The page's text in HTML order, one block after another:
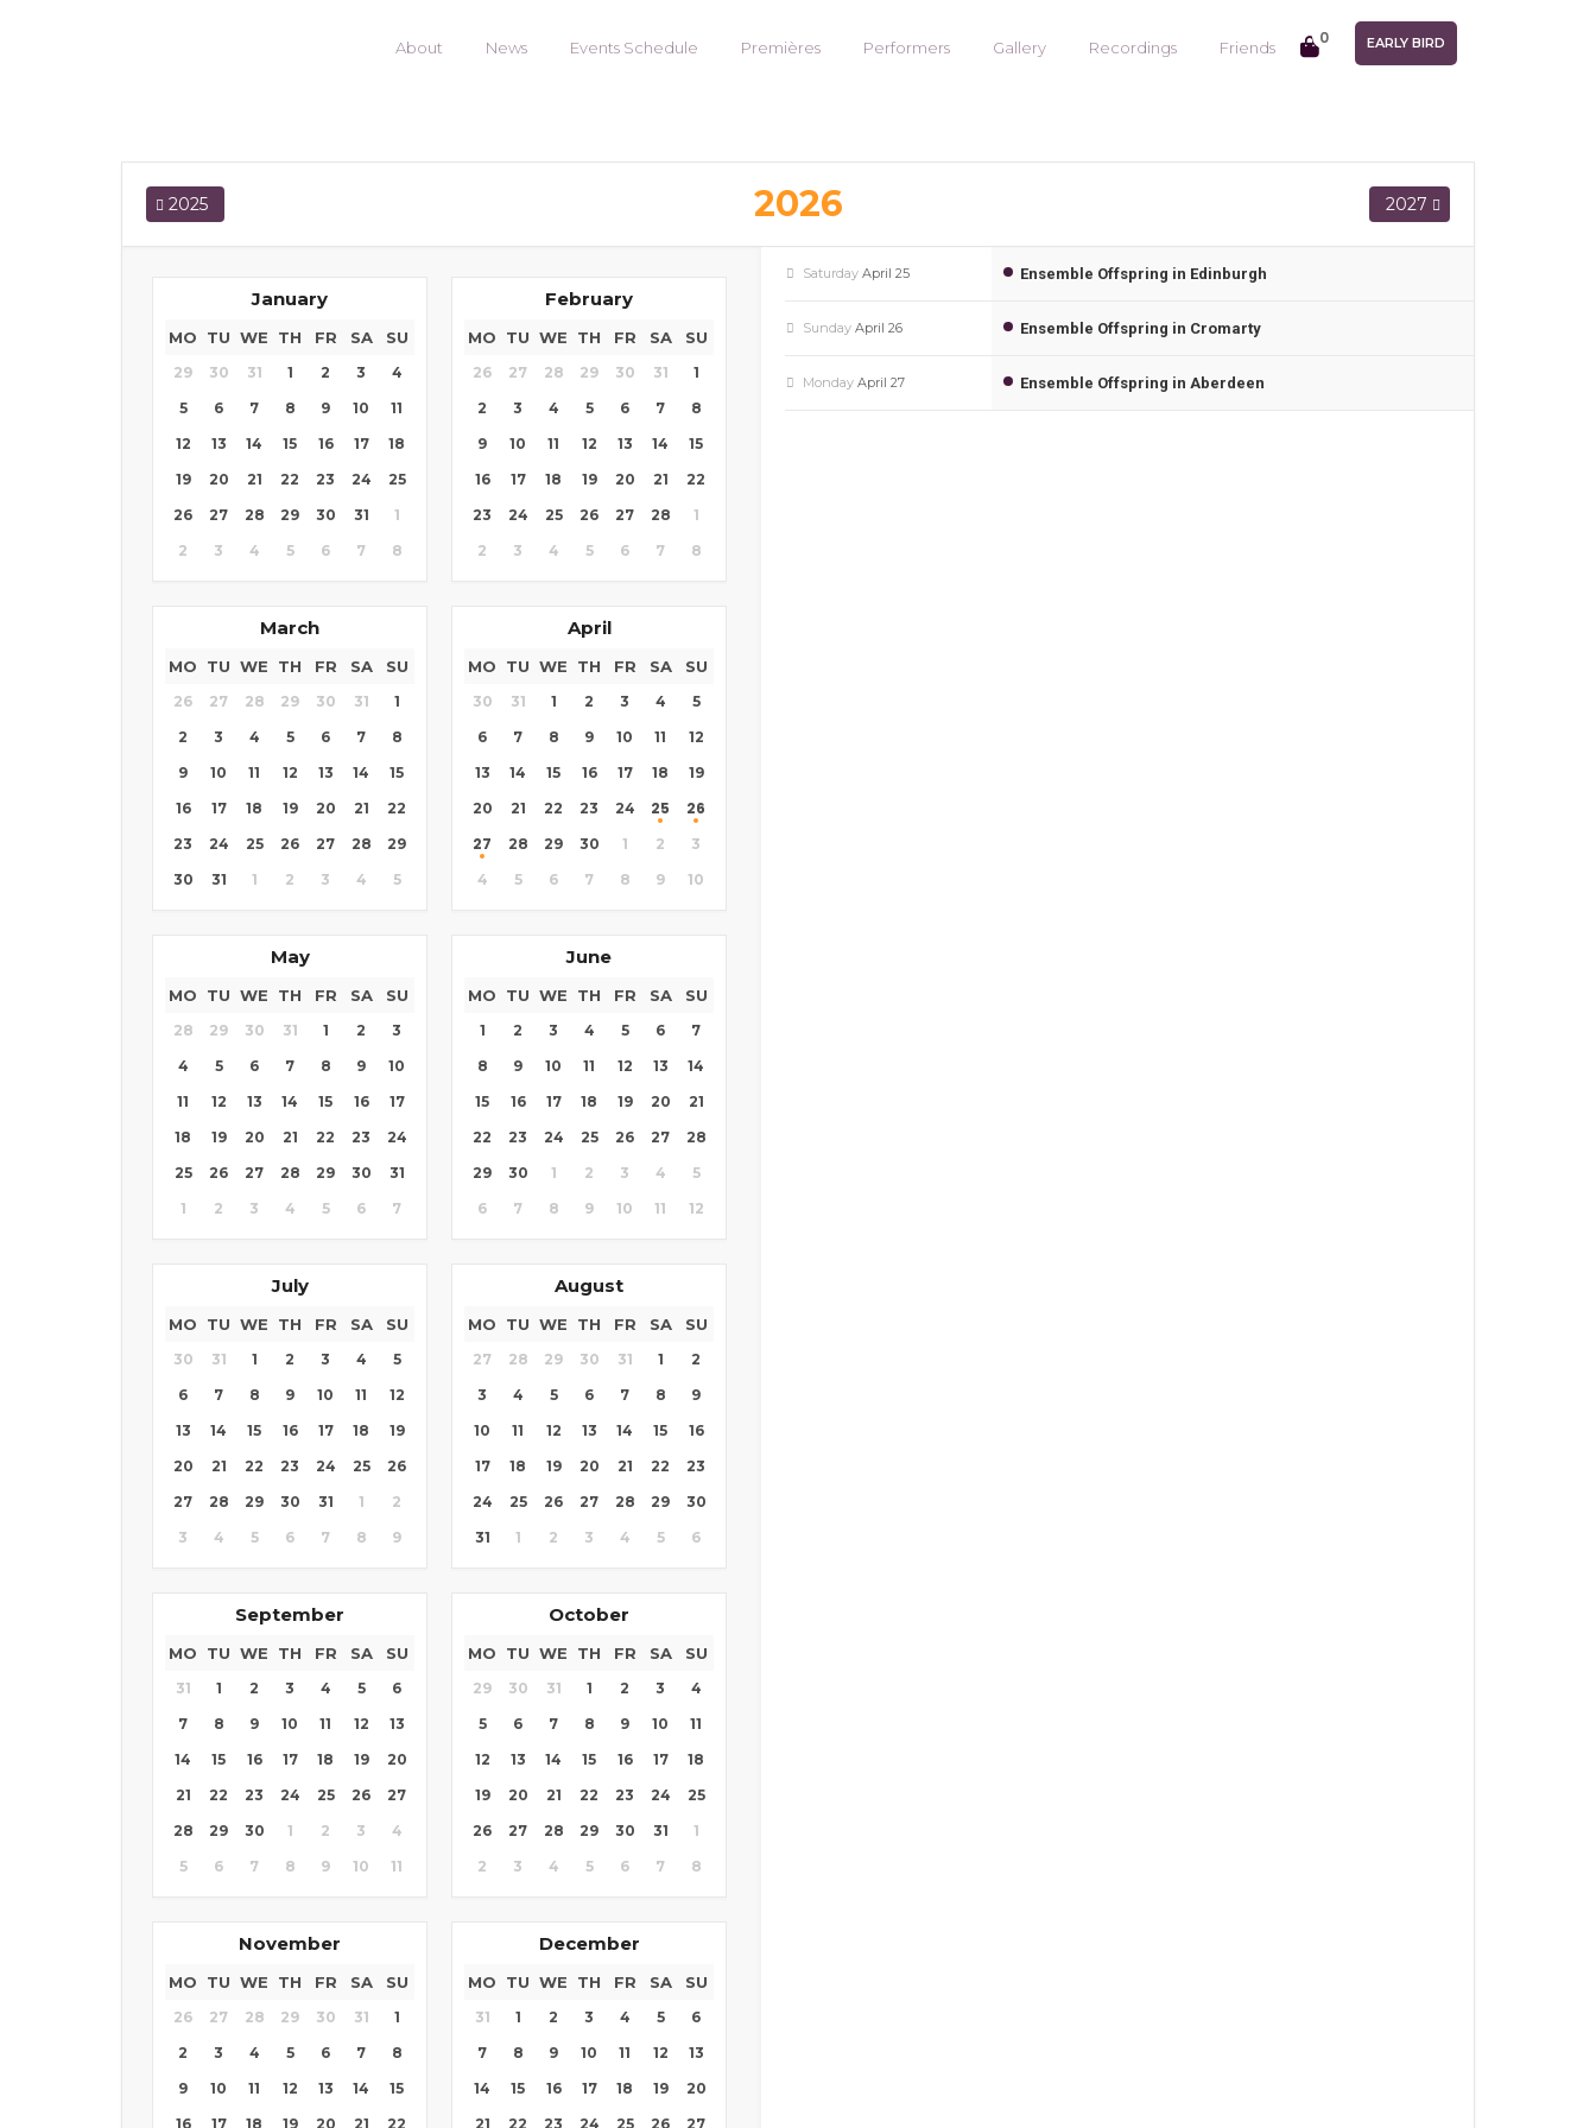
0 EARLY BIRD
About News Events Schedule Premières Performers Gallery Recordings Friends
ENSEMBLE OFFSPRING
2025 2026 2027
January
MO TU WE TH FR SA SU
29 30 31 1 2 3
4
5
6 7 8 9 10
11
12
13 14 15 16 17
18
19
20 21 22 23 24
25
26
27 28 29 30 31
1
2
3 4 5 6 7 8
February
MO TU WE TH FR SA SU
26 27 28 29 30 31
1
2
3 4 5 6 7
8
9
10 11 12 13 14
15
16
17 18 19 20 21
22
23
24 25 26 27 28
1
2
3 4 5 6 7 8
March
MO TU WE TH FR SA SU
26 27 28 29 30 31
1
2
3 4 5 6 7
8
9
10 11 12 13 14
15
16
17 18 19 20 21
22
23
24 25 26 27 28
29
30
31 1 2 3 4 5
April
MO TU WE TH FR SA SU
30 31 1 2 3 4
5
6
7 8 9 10 11
12
13
14 15 16 17 18
19
20
21 22 23 24 25
26
27
28 29 30 1 2
3
4
5 6 7 8 9 10
May
MO TU WE TH FR SA SU
28 29 30 31 1 2
3
4
5 6 7 8 9
10
11
12 13 14 15 16
17
18
19 20 21 22 23
24
25
26 27 28 29 30
31
1
2 3 4 5 6 7
June
MO TU WE TH FR SA SU
1 2 3 4 5 6
7
8
9 10 11 12 13
14
15
16 17 18 19 20
21
22
23 24 25 26 27
28
29
30 1 2 3 4
5
6
7 8 9 10 11 12
July
MO TU WE TH FR SA SU
30 31 1 2 3 4
5
6
7 8 9 10 11
12
13
14 15 16 17 18
19
20
21 22 23 24 25
26
27
28 29 30 31 1
2
3
4 5 6 7 8 9
August
MO TU WE TH FR SA SU
27 28 29 30 31 1
2
3
4 5 6 7 8
9
10
11 12 13 14 15
16
17
18 19 20 21 22
23
24
25 26 27 28 29
30
31
1 2 3 4 5 6
September
MO TU WE TH FR SA SU
31 1 2 3 4 5
6
7
8 9 10 11 12
13
14
15 16 17 18 19
20
21
22 23 24 25 26
27
28
29 30 1 2 3
4
5
6 7 8 9 10 11
October
MO TU WE TH FR SA SU
29 30 31 1 2 3
4
5
6 7 8 9 10
11
12
13 14 15 16 17
18
19
20 21 22 23 24
25
26
27 28 29 30 31
1
2
3 4 5 6 7 8
November
MO TU WE TH FR SA SU
26 27 28 29 30 31
1
2
3 4 5 6 7
8
9
10 11 12 13 14
15
16
17 18 19 20 21
22
December
MO TU WE TH FR SA SU
31 1 2 3 4 5
6
7
8 9 10 11 12
13
14
15 16 17 18 19
20
21
22 23 24 25 26
27
Saturday April 25 Ensemble Offspring in Edinburgh
Sunday April 26 Ensemble Offspring in Cromarty
Monday April 27 Ensemble Offspring in Aberdeen